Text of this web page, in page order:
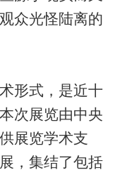
众光怪陆离的
形式，是近十
次展览由中央
展览学术支
，集结了包括